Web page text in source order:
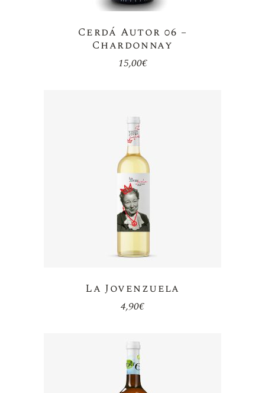
Cerdá Autor 06 –
Chardonnay
15,00€
La Jovenzuela
4,90€